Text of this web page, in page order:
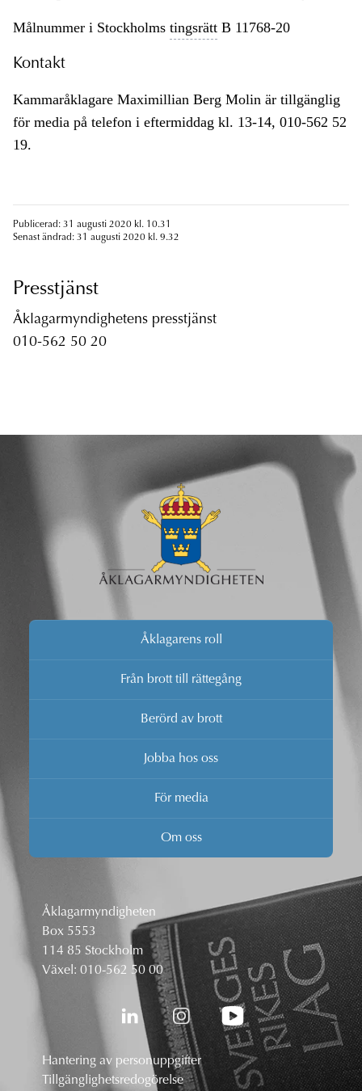
Målnummer i Stockholms tingsrätt B 11768-20
Kontakt
Kammaråklagare Maximillian Berg Molin är tillgänglig
för media på telefon i eftermiddag kl. 13-14, 010-562 52
19.
Publicerad: 31 augusti 2020 kl. 10.31
Senast ändrad: 31 augusti 2020 kl. 9.32
Presstjänst
Åklagarmyndighetens presstjänst
010-562 50 20
Åklagarens roll
Från brott till rättegång
Berörd av brott
Jobba hos oss
För media
Om oss
Åklagarmyndigheten
Box 5553
114 85 Stockholm
Växel: 010-562 50 00
Hantering av personuppgifter
Tillgänglighetsredogörelse